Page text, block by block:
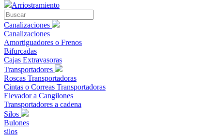
Arriostramiento
Canalizaciones
Canalizaciones
Amortiguadores o Frenos
Bifurcadas
Cajas Extravasoras
Transportadores
Roscas Transportadoras
Cintas o Correas Transportadoras
Elevador a Cangilones
Transportadores a cadena
Silos
Bulones
silos